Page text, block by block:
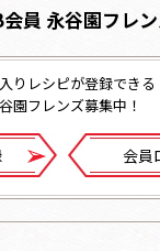
員 永谷園フレ
りレシピが登録できる
園フレンズ募集中！
会員